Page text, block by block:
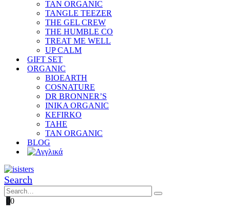
TAN ORGANIC
TANGLE TEEZER
THE GEL CREW
THE HUMBLE CO
TREAT ME WELL
UP CALM
GIFT SET
ORGANIC
BIOEARTH
COSNATURE
DR BRONNER’S
INIKA ORGANIC
KEFIRKO
TAHE
TAN ORGANIC
BLOG
Search
00